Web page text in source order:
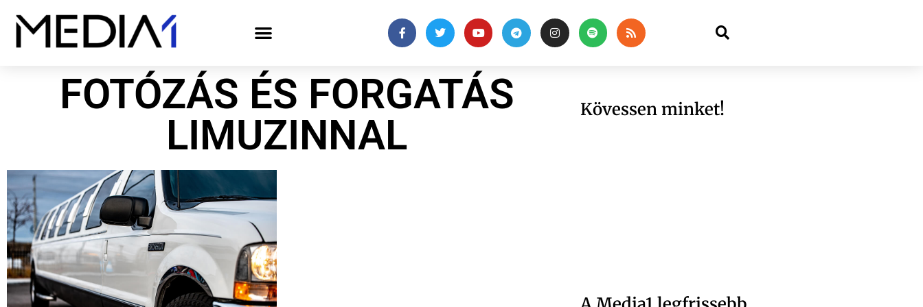
FOTÓZÁS ÉS FORGATÁS
LIMUZINNAL
Kövessen minket!